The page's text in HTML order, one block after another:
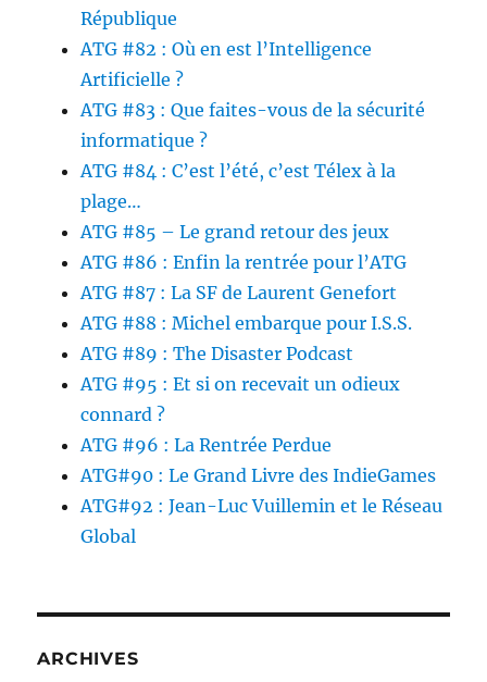
République
ATG #82 : Où en est l’Intelligence
Artificielle ?
ATG #83 : Que faites-vous de la sécurité
informatique ?
ATG #84 : C’est l’été, c’est Télex à la
plage…
ATG #85 – Le grand retour des jeux
ATG #86 : Enfin la rentrée pour l’ATG
ATG #87 : La SF de Laurent Genefort
ATG #88 : Michel embarque pour I.S.S.
ATG #89 : The Disaster Podcast
ATG #95 : Et si on recevait un odieux
connard ?
ATG #96 : La Rentrée Perdue
ATG#90 : Le Grand Livre des IndieGames
ATG#92 : Jean-Luc Vuillemin et le Réseau
Global
ARCHIVES